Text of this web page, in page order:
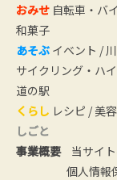
おみせ 自転車・バ
和菓子
あそぶ イベント / 川
サイクリング・ハ
道の駅
くらし レシピ /美
しごと
事業概要
当サイ
個人情報